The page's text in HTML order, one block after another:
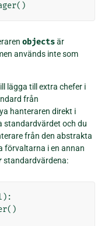
()
objectsär
används inte som
lägga till extra chefer i
från
hanteraren direkt i
standardvärdet och du
från den abstrakta
förvaltarna i en annan
standardvärdena:
):
()